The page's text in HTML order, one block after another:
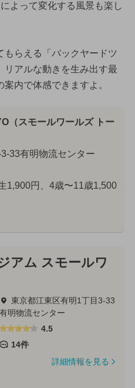
よって変化する風景も楽し
もらえる「バックヤードツ
リアルな動きを生み出す最
内で体感できますよ。
（スモールワールズ トー
33有明物流センター
1,900円、4歳〜11歳1,500
アム スモールワ
東京都江東区有明1丁目3-33
有明物流センター
4.5
14件
詳細情報を見る